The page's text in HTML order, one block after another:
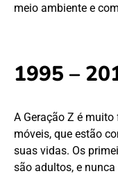
meio ambiente e
1995 –
A Geração Z é
móveis, que estão
suas vidas. Os
são adultos, e